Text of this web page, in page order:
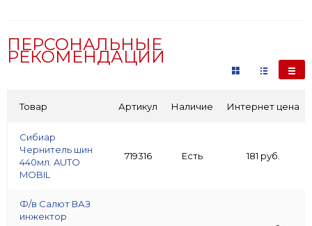
ПЕРСОНАЛЬНЫЕ
РЕКОМЕНДАЦИИ
Товар
Сибиар
Чернитель шин
440мл. AUTO
MOBIL
Ф/в Салют ВАЗ
инжектор
Артикул Наличие Интернет цена
719316 Есть 181 руб.